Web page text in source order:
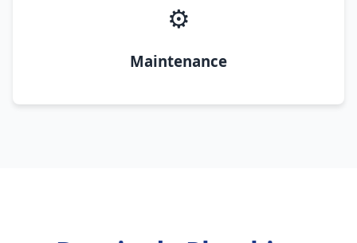
⚙️
Maintenance